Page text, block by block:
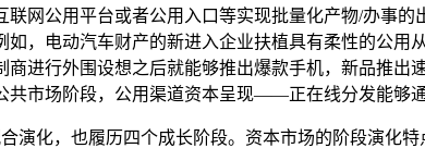
网公用平台或者公用入口等实现批量化产物/办事
，电动汽车财产的新进入企业扶植具有柔性的公
进行外围设想之后就能够推出爆款手机，新品推
共市场阶段，公用渠道资本呈现——正在线分发能够
化，也履历四个成长阶段。资本市场的阶段演化